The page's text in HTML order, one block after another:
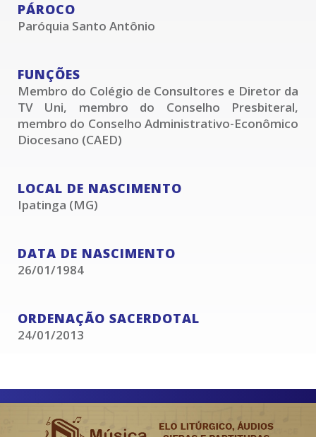
PÁROCO
Paróquia Santo Antônio
FUNÇÕES
Membro do Colégio de Consultores e Diretor da
TV Uni, membro do Conselho Presbiteral,
membro do Conselho Administrativo-Econômico
Diocesano (CAED)
LOCAL DE NASCIMENTO
Ipatinga (MG)
DATA DE NASCIMENTO
26/01/1984
ORDENAÇÃO SACERDOTAL
24/01/2013